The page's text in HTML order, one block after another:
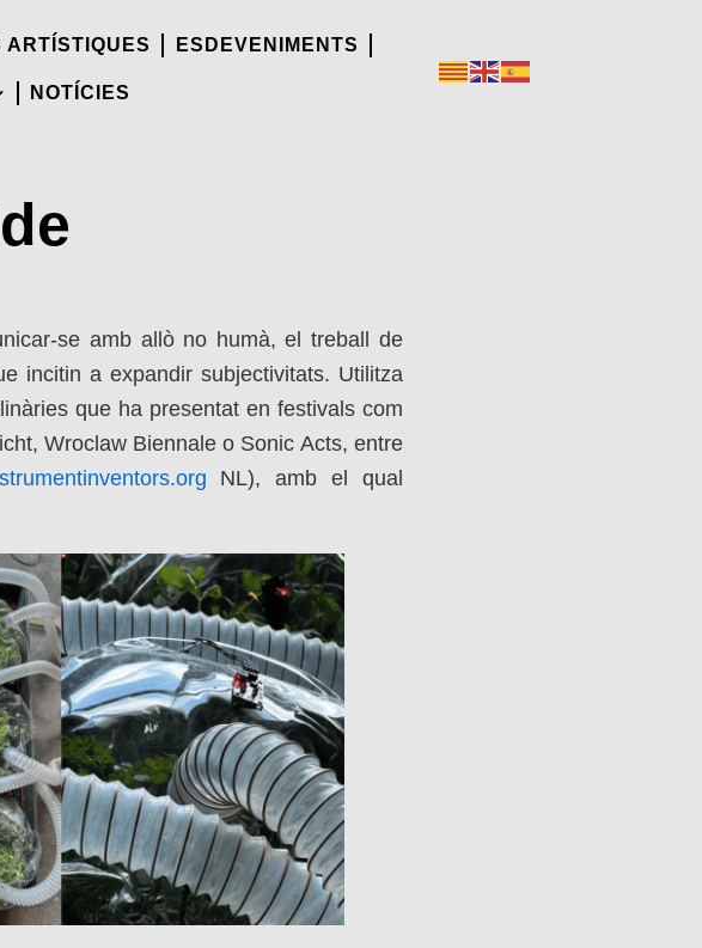
ARTÍSTIQUES ESDEVENIMENTS
NOTÍCIES
se amb allò no humà, el treball de
incitin a expandir subjectivitats. Utilitza
que ha presentat en festivals com
Wroclaw Biennale o Sonic Acts, entre
NL), amb el qual